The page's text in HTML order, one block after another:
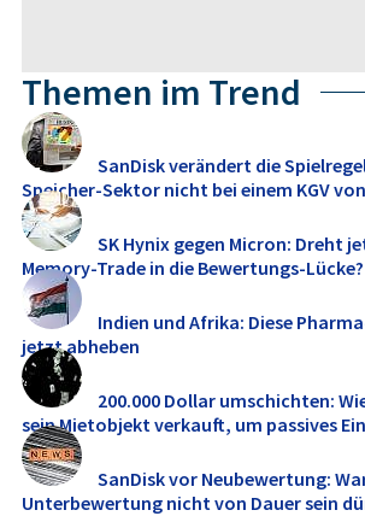
Themen im Trend
SanDisk verändert die
Speicher-Sektor nicht bei einem KGV
SK Hynix gegen Micron: Dreht
Memory‑Trade in die Bewertungs-Lücke?
Indien und Afrika: Diese
jetzt abheben
200.000 Dollar umschichten:
sein Mietobjekt verkauft, um passives
SanDisk vor Neubewertung:
Unterbewertung nicht von Dauer sein